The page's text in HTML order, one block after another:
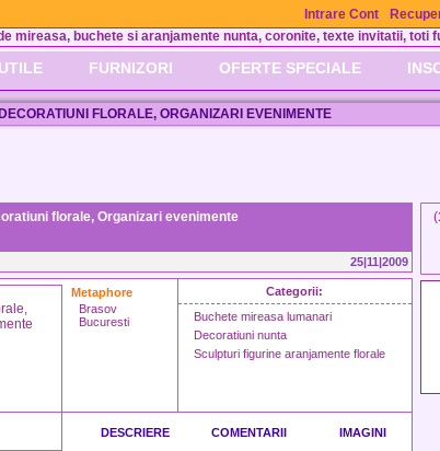
Intrare Cont
mireasa, buchete si aranjamente nunta, coronite, texte invitatii, toti
FURNIZORI OFERTE SPECIALE
FLORALE, ORGANIZARI EVENIMENTE
florale, Organizari evenimente
25|11|2009
Metaphore
Brasov
Bucuresti
Categorii:
Buchete mireasa lumanari
Decoratiuni nunta
Sculpturi figurine aranjamente florale
DESCRIERE COMENTARII IMAGINI
(